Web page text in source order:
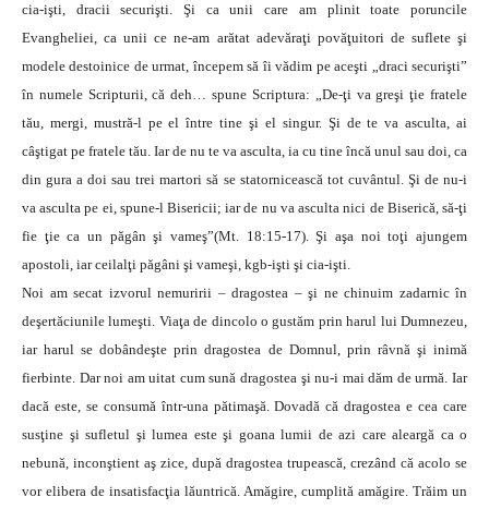
cia-işti, dracii securişti. Şi ca unii care am plinit toate poruncile
Evangheliei, ca unii ce ne-am arătat adevăraţi povăţuitori de suflete şi
modele destoinice de urmat, începem să îi vădim pe aceşti „draci securişti”
în numele Scripturii, că deh… spune Scriptura: „De-ţi va greşi ţie fratele
tău, mergi, mustră-l pe el între tine şi el singur. Şi de te va asculta, ai
câştigat pe fratele tău. Iar de nu te va asculta, ia cu tine încă unul sau doi, ca
din gura a doi sau trei martori să se statornicească tot cuvântul. Şi de nu-i
va asculta pe ei, spune-l Bisericii; iar de nu va asculta nici de Biserică, să-ţi
fie ţie ca un păgân şi vameş”(Mt. 18:15-17). Şi aşa noi toţi ajungem
apostoli, iar ceilalţi păgâni şi vameşi, kgb-işti şi cia-işti.
Noi am secat izvorul nemuririi – dragostea – şi ne chinuim zadarnic în
deşertăciunile lumeşti. Viaţa de dincolo o gustăm prin harul lui Dumnezeu,
iar harul se dobândeşte prin dragostea de Domnul, prin râvnă şi inimă
fierbinte. Dar noi am uitat cum sună dragostea şi nu-i mai dăm de urmă. Iar
dacă este, se consumă într-una pătimaşă. Dovadă că dragostea e cea care
susţine şi sufletul şi lumea este şi goana lumii de azi care aleargă ca o
nebună, inconştient aş zice, după dragostea trupească, crezând că acolo se
vor elibera de insatisfacţia lăuntrică. Amăgire, cumplită amăgire. Trăim un